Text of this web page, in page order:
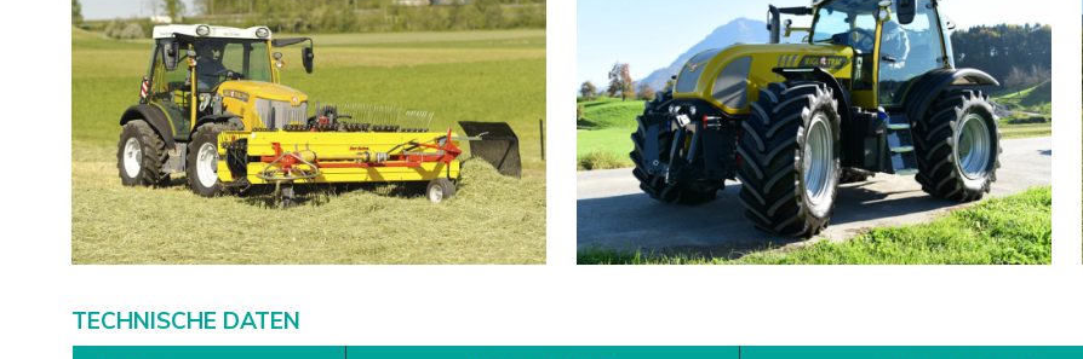
TECHNISCHE DATEN